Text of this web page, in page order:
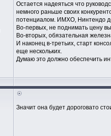
Остается надеяться что
немного раньше своих
потенциалом. ИМХО, Нинтендо
Во-первых, не поднимать цену
Во-вторых, обязательная
И наконец в-третьих, старт
еще нескольких.
Думаю это должно обеспечить
Значит она будет дороговато